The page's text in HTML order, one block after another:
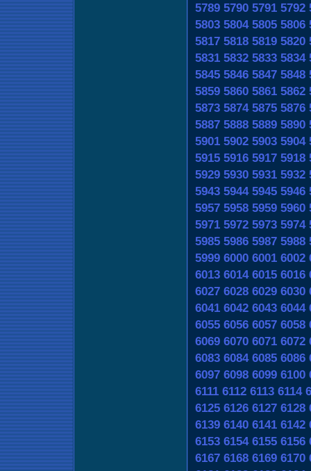
5789 5790 5791 5792
5803 5804 5805 5806
5817 5818 5819 5820
5831 5832 5833 5834
5845 5846 5847 5848
5859 5860 5861 5862
5873 5874 5875 5876
5887 5888 5889 5890
5901 5902 5903 5904
5915 5916 5917 5918
5929 5930 5931 5932
5943 5944 5945 5946
5957 5958 5959 5960
5971 5972 5973 5974
5985 5986 5987 5988
5999 6000 6001 6002
6013 6014 6015 6016
6027 6028 6029 6030
6041 6042 6043 6044
6055 6056 6057 6058
6069 6070 6071 6072
6083 6084 6085 6086
6097 6098 6099 6100
6111 6112 6113 6114
6125 6126 6127 6128
6139 6140 6141 6142
6153 6154 6155 6156
6167 6168 6169 6170